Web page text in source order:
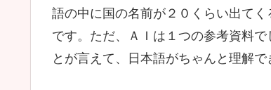
語の中に国の名前が２０くらい出て
です。ただ、ＡＩは１つの参考資料
とが言えて、日本語がちゃんと理解